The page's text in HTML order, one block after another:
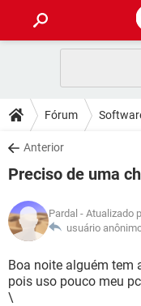
CELULAR
OUTLOOK
INSTAGRAM
GUIA DE COMPRAS
DICAS
JOGOS
INSTAGRAM
GUIA DE COMPRAS
DOWNLOADS
JOGOS
CELULAR
OUTLOOK
INSTAGRAM
GUIA DE COMPRAS
JOGOS
CELULAR
OUTLOOK
GLOSSÁRIO
CELULAR
Fórum
Anterior
Preciso de uma
Pardal - Atualizado
usuário
Boa noite alguém tem
pois uso pouco meu
\